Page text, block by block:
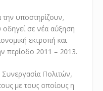
υποστηρίζουν,
σε νέα αύξηση
εκτροπή και
περίοδο 2011 – 2013.
Πολιτών,
με τους οποίους η